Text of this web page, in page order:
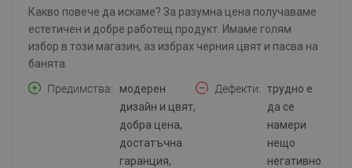
Какво повече да искаме? За разумна цена получаваме
естетичен и добре работещ продукт. Имаме голям
избор в този магазин, аз избрах черния цвят и пасва на
банята.
Предимства
модерен
дизайн и цвят,
добра цена,
достатъчна
гаранция,
Дефекти
трудно е
да се
намери
нещо
негативно.